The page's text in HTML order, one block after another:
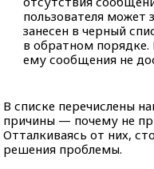
пользователя может
занесен в черный
в обратном порядке.
ему сообщения не
В списке перечислены
причины — почему не
Отталкиваясь от них,
решения проблемы.